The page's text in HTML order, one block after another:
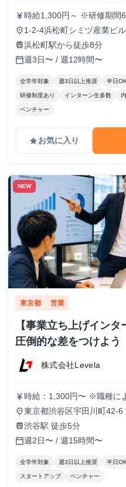
currency_yen 時給1,300円～ ※研修期間
況により決定
place 1-2-4浜松町シミヅ産業ビ
train浜松町駅から徒歩8分
calendar_today週3日〜 / 週12時間〜
全学年対象 週3日以上推奨 半日OK
研修制度あり インターン生多数
ベンチャー
gradeお気に入り
NEW
東京都 営業
【事業立ち上げイン
圧倒的な差をつけよう
株式会社Levela
currency_yen 時給：1,300円〜 ※職種に
place東京都渋谷区宇田川町42-
train渋谷駅 徒歩5分
calendar_today週2日〜 / 週15時間〜
全学年対象 週3日以上推奨 半日OK
スタートアップ ベンチャー